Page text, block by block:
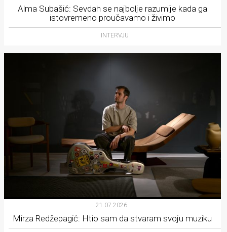
Alma Subašić: Sevdah se najbolje razumije kada ga
istovremeno proučavamo i živimo
INTERVJU
21.07.2026.
Mirza Redžepagić: Htio sam da stvaram svoju muziku